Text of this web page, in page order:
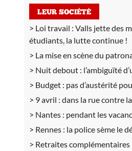
LEUR SOCIÉTÉ
Loi travail : Valls jette des
étudiants, la lutte continue !
La mise en scène du
Nuit debout : l’ambiguïté
Budget : pas d’austérité
9 avril : dans la rue contre
Nantes : pendant les
Rennes : la police sème le
Retraites complémentaires